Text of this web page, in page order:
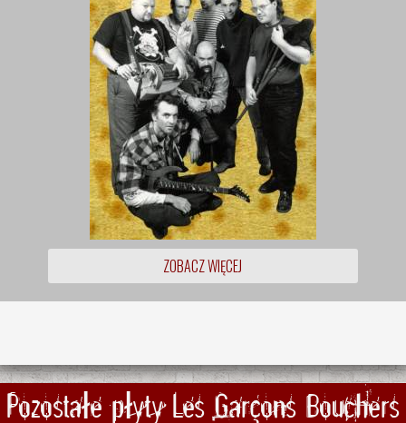
ZOBACZ WIĘCEJ
Pozostałe płyty Les Garçons Bouchers